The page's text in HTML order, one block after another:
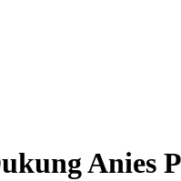
Anies